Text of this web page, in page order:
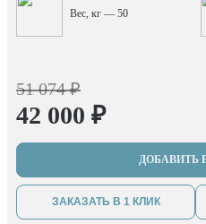
Вес, кг — 50
51 074 ₽
42 000 ₽
ДОБАВИТЬ
ЗАКАЗАТЬ В 1 КЛИК